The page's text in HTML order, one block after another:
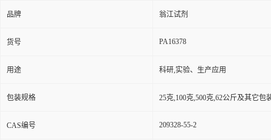
品牌 翁江试剂
货号 PA16378
用途 科研,实验、生产应用
包装规格 25克,100克,500克,62公斤及其它包
CAS编号 209328-55-2